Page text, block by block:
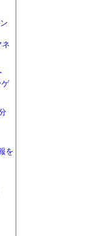
ネ
ゲ
を